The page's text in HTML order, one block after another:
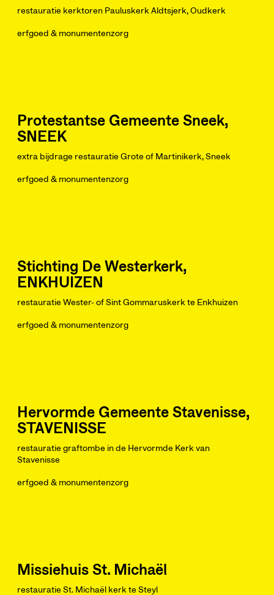
restauratie kerktoren Pauluskerk Aldtsjerk, Oudkerk
erfgoed & monumentenzorg
Protestantse Gemeente Sneek,
SNEEK
extra bijdrage restauratie Grote of Martinikerk, Sneek
erfgoed & monumentenzorg
Stichting De Westerkerk,
ENKHUIZEN
restauratie Wester- of Sint Gommaruskerk te Enkhuizen
erfgoed & monumentenzorg
Hervormde Gemeente Stavenisse,
STAVENISSE
restauratie graftombe in de Hervormde Kerk van
Stavenisse
erfgoed & monumentenzorg
Missiehuis St. Michaël
restauratie St. Michaël kerk te Steyl